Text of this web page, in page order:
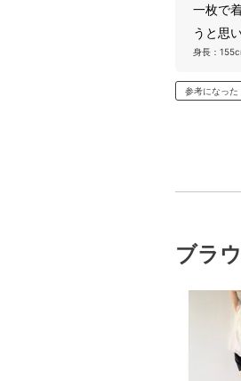
一枚で
うと思
身長：
参考になった
ブラ